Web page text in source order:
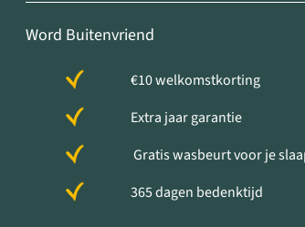
Word Buitenvriend
€10 welkomstkorting
Extra jaar garantie
Gratis wasbeurt voor je
365 dagen bedenktijd